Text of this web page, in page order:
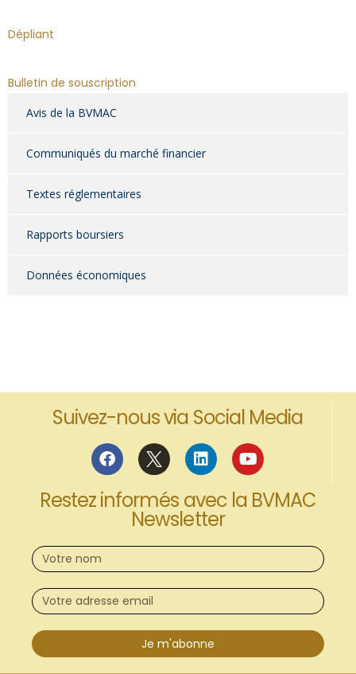
Dépliant
Bulletin de souscription
Avis de la BVMAC
Communiqués du marché financier
Textes réglementaires
Rapports boursiers
Données économiques
Suivez-nous via Social Media
Restez informés avec la BVMAC
Newsletter
Je m'abonne